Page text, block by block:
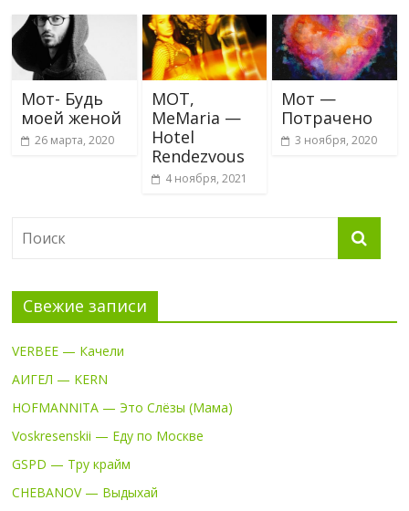
Мот- Будь
моей женой
26 марта, 2020
МОТ,
MeMaria —
Hotel
Rendezvous
4 ноября, 2021
Мот —
Потрачено
3 ноября, 2020
Свежие записи
VERBEE — Качели
АИГЕЛ — KERN
HOFMANNITA — Это Слёзы (Мама)
Voskresenskii — Еду по Москве
GSPD — Тру крайм
CHEBANOV — Выдыхай